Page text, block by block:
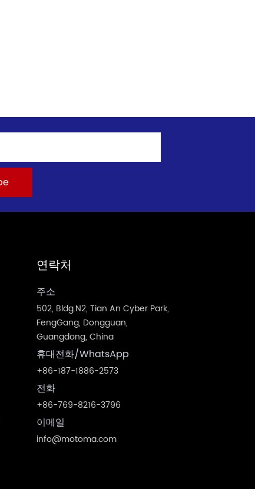
연락처
주소
502, Bldg.N2, Tian An Cyber Park,
FengGang, Dongguan,
Guangdong, China
휴대전화/WhatsApp
+86-187-1886-2573
전화
+86-769-8216-3796
이메일
info@motoma.com